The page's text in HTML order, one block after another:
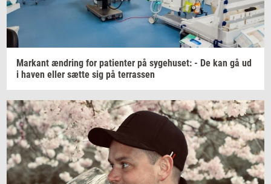
Mar­kant æn­dring for pa­tien­ter på sy­ge­hu­set: - De kan gå ud
i haven eller sætte sig på ter­ras­sen